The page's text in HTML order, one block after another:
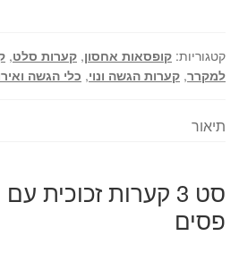
מכסה
דגם
קטגוריות: קופסאות אחסון, קערות סלט,
למקרר, קערות הגשה ונוי, כלי הגשה
תיאור
סט 3 קערות זכוכית
פסים